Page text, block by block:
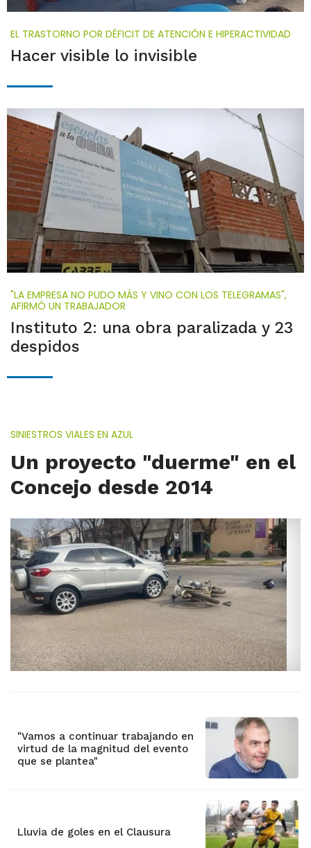
EL TRASTORNO POR DÉFICIT DE ATENCIÓN E HIPERACTIVIDAD
Hacer visible lo invisible
"LA EMPRESA NO PUDO MÁS Y VINO CON LOS TELEGRAMAS",
AFIRMÓ UN TRABAJADOR
Instituto 2: una obra paralizada y 23
despidos
SINIESTROS VIALES EN AZUL
Un proyecto "duerme" en el
Concejo desde 2014
"Vamos a continuar trabajando en
virtud de la magnitud del evento
que se plantea"
Lluvia de goles en el Clausura